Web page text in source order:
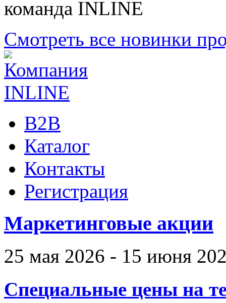
команда INLINE
Смотреть все новинки
B2B
Каталог
Контакты
Регистрация
Маркетинговые акции
25 мая 2026 - 15 июня
Специальные цены на